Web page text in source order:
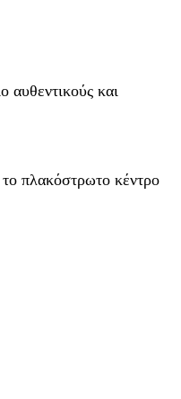
αυθεντικούς και
πλακόστρωτο κέντρο